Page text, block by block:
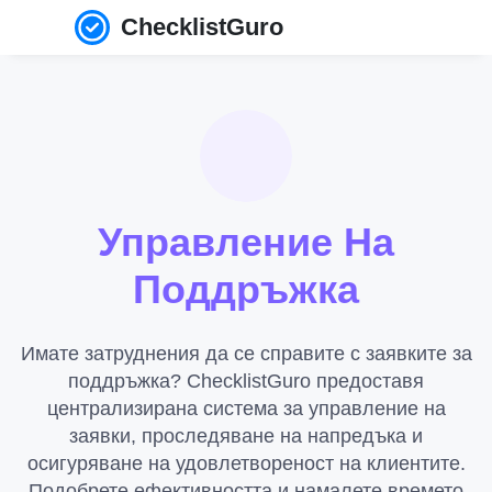
ChecklistGuro
Управление На
Поддръжка
Имате затруднения да се справите с заявките за
поддръжка? ChecklistGuro предоставя
централизирана система за управление на
заявки, проследяване на напредъка и
осигуряване на удовлетвореност на клиентите.